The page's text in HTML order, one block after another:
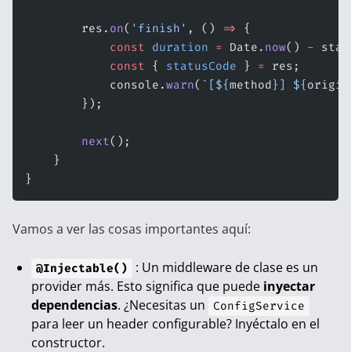
        res.
on( 'finish' , () =>
{
            const
duration = Date. now() -
            const
{ statusCode } =
res;
            console.
warn( `[${method}] ${
        });
        next
();
    }
}
Vamos a ver las cosas importantes aquí:
@Injectable()
: Un middleware de clase es un
provider más. Esto significa que puede inyectar
dependencias. ¿Necesitas un ConfigService
para leer un header configurable? Inyéctalo en el
constructor.